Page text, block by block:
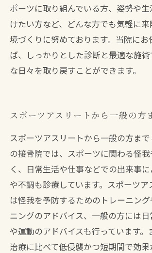
ポーツに取り組んでいる方、姿勢や
けたい方など、どんな方でも気軽に
境づくりに努めております。当院に
ば、しっかりとした診断と最適な施
な日々を取り戻すことができます。
スポーツアスリートから一般の方
スポーツアスリートから一般の方ま
の接骨院では、スポーツに関わる怪
く、日常生活や仕事などでの出来事
や不調も診療しています。スポーツ
は怪我を予防するためのトレーニン
ニングのアドバイス、一般の方には
や運動のアドバイスも行っています。
治療に比べて低侵襲かつ短期間で効